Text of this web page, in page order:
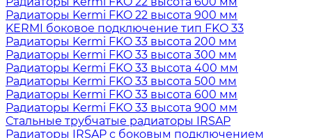
Радиаторы Kermi FKO 22 высота 900 мм
KERMI боковое подключение тип FKO 33
Радиаторы Kermi FKO 33 высота 200 мм
Радиаторы Kermi FKO 33 высота 300 мм
Радиаторы Kermi FKO 33 высота 400 мм
Радиаторы Kermi FKO 33 высота 500 мм
Радиаторы Kermi FKO 33 высота 600 мм
Радиаторы Kermi FKO 33 высота 900 мм
Стальные трубчатые радиаторы IRSAP
Радиаторы IRSAP с боковым подключением